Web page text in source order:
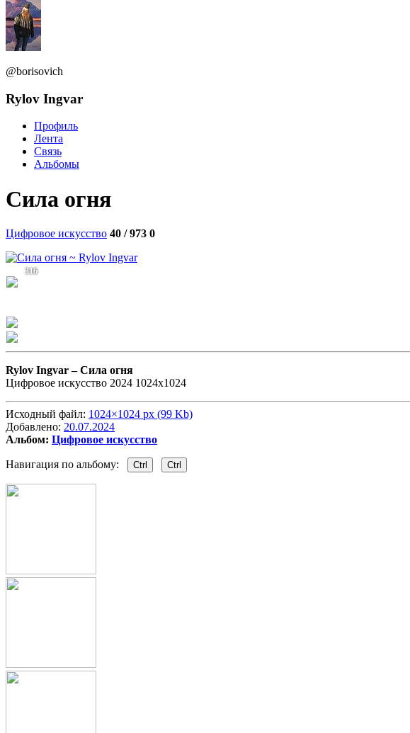
@borisovich
Rylov Ingvar
Профиль
Лента
Связь
Альбомы
Сила огня
Цифровое искусство 40 / 973 0
316
Rylov Ingvar –Сила огня
Цифровое искусство 2024 1024х1024
Исходный файл: 1024×1024 px (99 Kb)
Добавлено: 20.07.2024
Альбом: Цифровое искусство
Навигация по альбому: Ctrl Ctrl